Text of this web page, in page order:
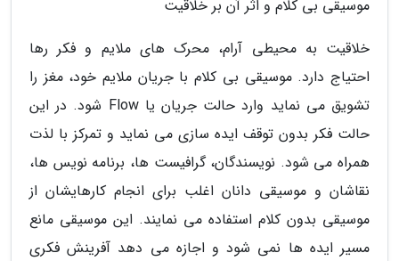
موسیقی بی کلام و اثر آن بر خلاقیت
خلاقیت به محیطی آرام، محرک های ملایم و فکر رها
احتیاج دارد. موسیقی بی کلام با جریان ملایم خود، مغز را
تشویق می نماید وارد حالت جریان یا Flow شود. در این
حالت فکر بدون توقف ایده سازی می نماید و تمرکز با لذت
همراه می شود. نویسندگان، گرافیست ها، برنامه نویس ها،
نقاشان و موسیقی دانان اغلب برای انجام کارهایشان از
موسیقی بدون کلام استفاده می نمایند. این موسیقی مانع
مسیر ایده ها نمی شود و اجازه می دهد آفرینش فکری